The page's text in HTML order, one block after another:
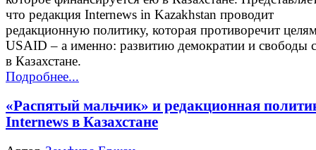
что редакция Internews in Kazakhstan проводит
редакционную политику, которая противоречит
USAID – а именно: развитию демократии и свободы
в Казахстане.
Подробнее...
«Распятый мальчик» и редакционная
Internews в Казахстане